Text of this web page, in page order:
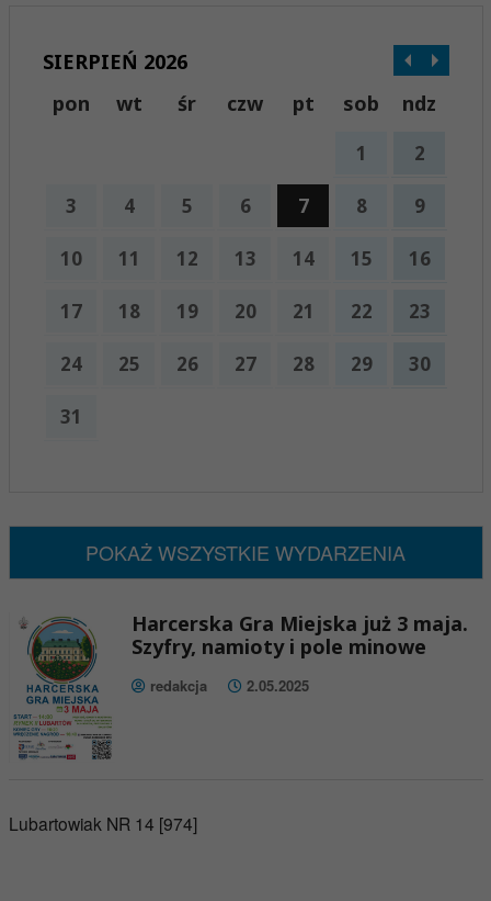
SIERPIEŃ 2026
pon
wt śr czw pt sob ndz
1 2
3 4 5 6 7 8 9
10 11 12 13 14 15 16
17 18 19 20 21 22 23
24 25 26 27 28 29 30
31
POKAŻ WSZYSTKIE WYDARZENIA
Harcerska Gra Miejska już 3 maja.
Szyfry, namioty i pole minowe
redakcja 2.05.2025
Lubartowiak NR 14 [974]